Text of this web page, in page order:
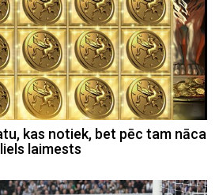
kas notiek, bet pēc tam nāca
laimests